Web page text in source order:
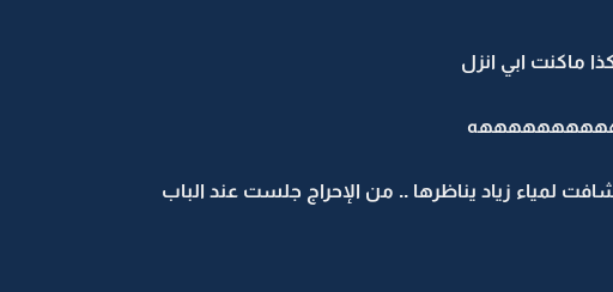
ماكنت ابي انزل
لمياء زياد يناظرها .. من الإحراج جلست عند الباب